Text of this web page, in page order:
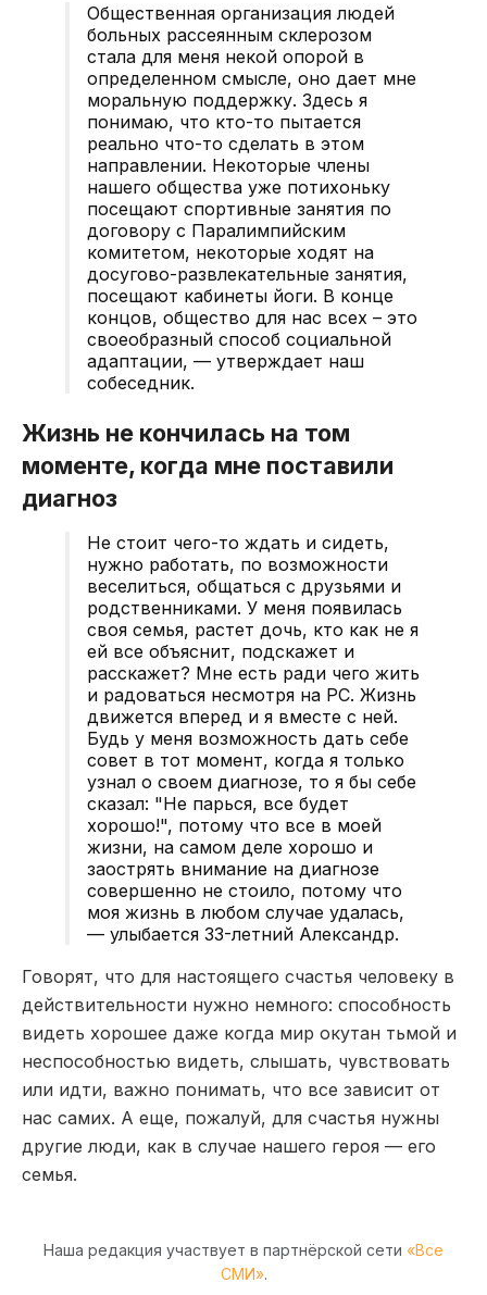
Общественная организация людей
больных рассеянным склерозом
стала для меня некой опорой в
определенном смысле, оно дает мне
моральную поддержку. Здесь я
понимаю, что кто-то пытается
реально что-то сделать в этом
направлении. Некоторые члены
нашего общества уже потихоньку
посещают спортивные занятия по
договору с Паралимпийским
комитетом, некоторые ходят на
досугово-развлекательные занятия,
посещают кабинеты йоги. В конце
концов, общество для нас всех – это
своеобразный способ социальной
адаптации, — утверждает наш
собеседник.
Жизнь не кончилась на том
моменте, когда мне поставили
диагноз
Не стоит чего-то ждать и сидеть,
нужно работать, по возможности
веселиться, общаться с друзьями и
родственниками. У меня появилась
своя семья, растет дочь, кто как не я
ей все объяснит, подскажет и
расскажет? Мне есть ради чего жить
и радоваться несмотря на РС. Жизнь
движется вперед и я вместе с ней.
Будь у меня возможность дать себе
совет в тот момент, когда я только
узнал о своем диагнозе, то я бы себе
сказал: "Не парься, все будет
хорошо!", потому что все в моей
жизни, на самом деле хорошо и
заострять внимание на диагнозе
совершенно не стоило, потому что
моя жизнь в любом случае удалась,
— улыбается 33-летний Александр.
Говорят, что для настоящего счастья человеку в
действительности нужно немного: способность
видеть хорошее даже когда мир окутан тьмой и
неспособностью видеть, слышать, чувствовать
или идти, важно понимать, что все зависит от
нас самих. А еще, пожалуй, для счастья нужны
другие люди, как в случае нашего героя — его
семья.
Наша редакция участвует в партнёрской сети «Все
СМИ».